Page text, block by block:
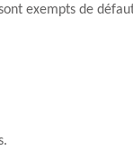
exempts de